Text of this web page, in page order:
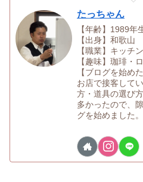
たっちゃん
【年齢】1989年
【出身】和歌山
【職業】キッチ
【趣味】珈琲・
【ブログを始め
お店で接客して
方・道具の選び
多かったので、
グを始めました。